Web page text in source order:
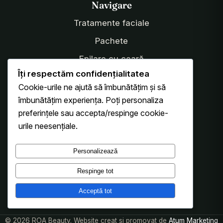
Navigare
Tratamente faciale
Pachete
Epilare cu ceară
Tarife
Gene & sprâncene
Instagram
Facebook
Programează-te online
© 2026 ROA Beauty. Website creat si promovat de Atum Marketing
Îți respectăm confidențialitatea
Cookie-urile ne ajută să îmbunătățim și să
îmbunătățim experiența. Poți personaliza
preferințele sau accepta/respinge cookie-
urile neesențiale.
Personalizează
Respinge tot
Acceptă tot